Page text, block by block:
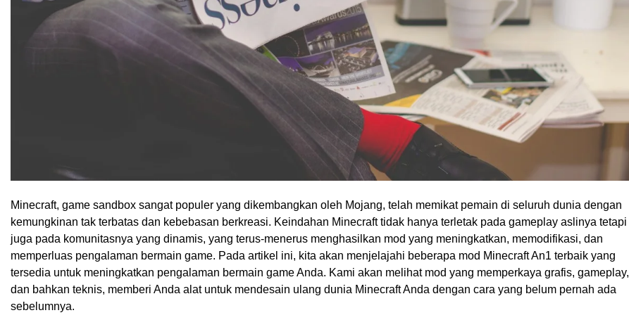
Minecraft, game sandbox sangat populer yang dikembangkan oleh Mojang, telah memikat pemain di seluruh dunia dengan
kemungkinan tak terbatas dan kebebasan berkreasi. Keindahan Minecraft tidak hanya terletak pada gameplay aslinya tetapi
juga pada komunitasnya yang dinamis, yang terus-menerus menghasilkan mod yang meningkatkan, memodifikasi, dan
memperluas pengalaman bermain game. Pada artikel ini, kita akan menjelajahi beberapa mod Minecraft An1 terbaik yang
tersedia untuk meningkatkan pengalaman bermain game Anda. Kami akan melihat mod yang memperkaya grafis, gameplay,
dan bahkan teknis, memberi Anda alat untuk mendesain ulang dunia Minecraft Anda dengan cara yang belum pernah ada
sebelumnya.